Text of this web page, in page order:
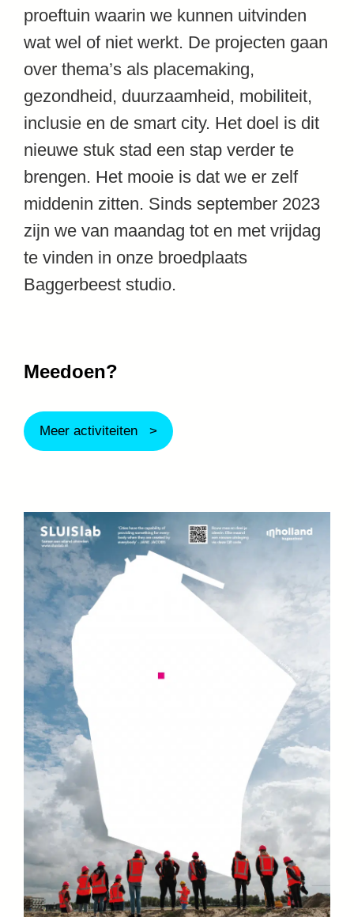
proeftuin waarin we kunnen uitvinden
wat wel of niet werkt. De projecten gaan
over thema’s als placemaking,
gezondheid, duurzaamheid, mobiliteit,
inclusie en de smart city. Het doel is dit
nieuwe stuk stad een stap verder te
brengen. Het mooie is dat we er zelf
middenin zitten. Sinds september 2023
zijn we van maandag tot en met vrijdag
te vinden in onze broedplaats
Baggerbeest studio.
Meedoen?
Meer activiteiten